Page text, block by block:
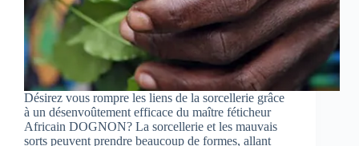
Désirez vous rompre les liens de la sorcellerie grâce
à un désenvoûtement efficace du maître féticheur
Africain DOGNON? La sorcellerie et les mauvais
sorts peuvent prendre beaucoup de formes, allant